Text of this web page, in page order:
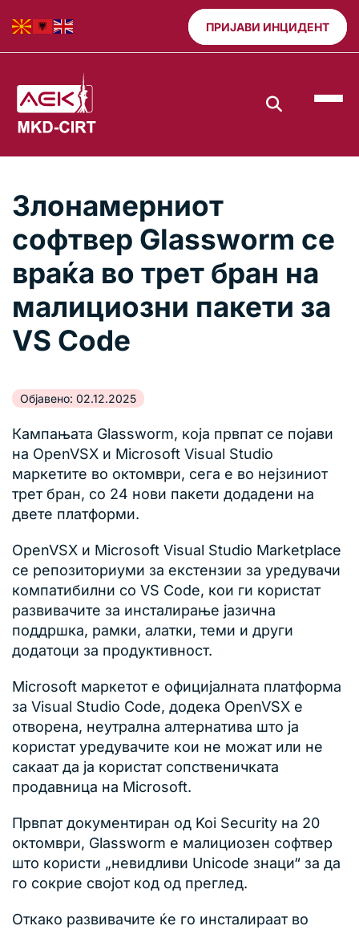
ПРИЈАВИ ИНЦИДЕНТ
Злонамерниот
софтвер Glassworm се
враќа во трет бран на
малициозни пакети за
VS Code
Објавено: 02.12.2025
Кампањата Glassworm, која првпат се појави
на OpenVSX и Microsoft Visual Studio
маркетите во октомври, сега е во нејзиниот
трет бран, со 24 нови пакети додадени на
двете платформи.
OpenVSX и Microsoft Visual Studio Marketplace
се репозиториуми за екстензии за уредувачи
компатибилни со VS Code, кои ги користат
развивачите за инсталирање јазична
поддршка, рамки, алатки, теми и други
додатоци за продуктивност.
Microsoft маркетот е официјалната платформа
за Visual Studio Code, додека OpenVSX е
отворена, неутрална алтернатива што ја
користат уредувачите кои не можат или не
сакаат да ја користат сопственичката
продавница на Microsoft.
Првпат документиран од Koi Security на 20
октомври, Glassworm е малициозен софтвер
што користи „невидливи Unicode знаци“ за да
го сокрие својот код од преглед.
Откако развивачите ќе го инсталираат во